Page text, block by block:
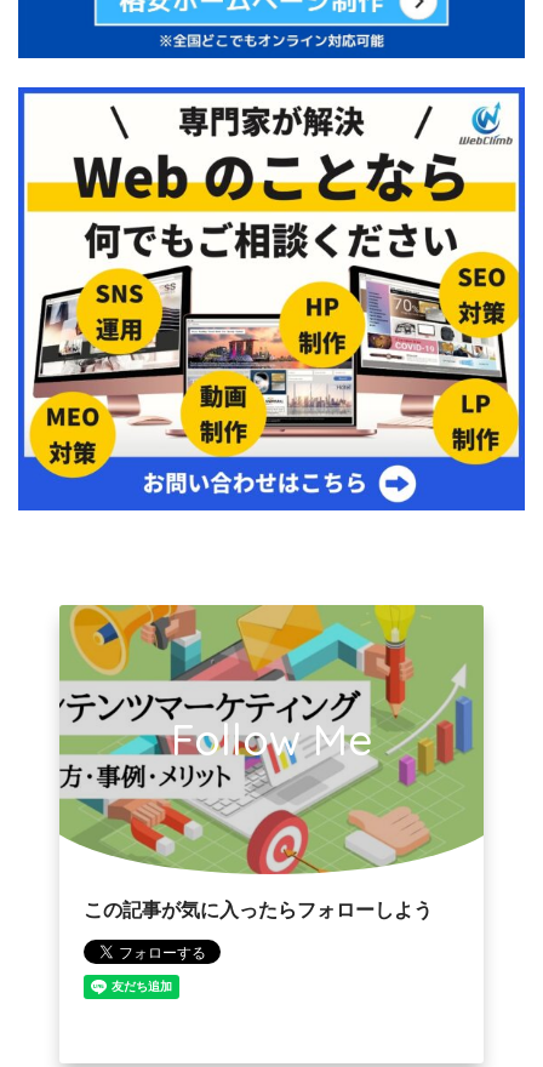
Follow Me
この記事が気に入ったらフォローしよう